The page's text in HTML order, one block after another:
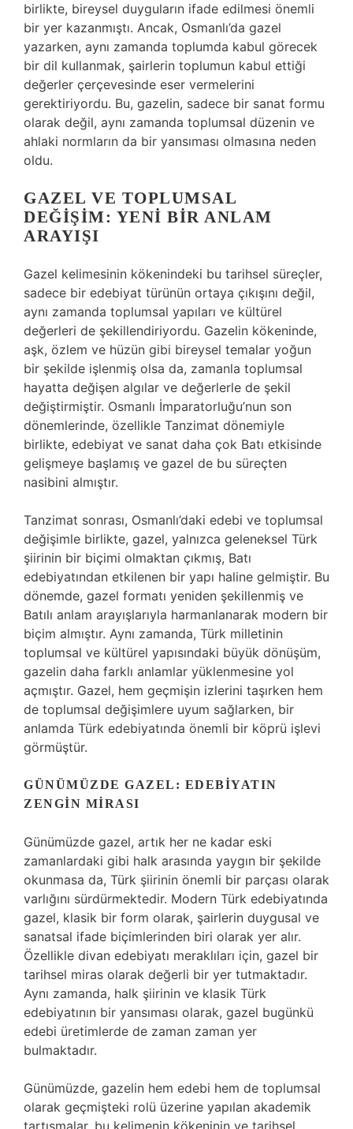
birlikte, bireysel duyguların ifade edilmesi önemli
bir yer kazanmıştı. Ancak, Osmanlı’da gazel
yazarken, aynı zamanda toplumda kabul görecek
bir dil kullanmak, şairlerin toplumun kabul ettiği
değerler çerçevesinde eser vermelerini
gerektiriyordu. Bu, gazelin, sadece bir sanat formu
olarak değil, aynı zamanda toplumsal düzenin ve
ahlaki normların da bir yansıması olmasına neden
oldu.
GAZEL VE TOPLUMSAL
DEĞIŞIM: YENI BIR ANLAM
ARAYIŞI
Gazel kelimesinin kökenindeki bu tarihsel süreçler,
sadece bir edebiyat türünün ortaya çıkışını değil,
aynı zamanda toplumsal yapıları ve kültürel
değerleri de şekillendiriyordu. Gazelin kökeninde,
aşk, özlem ve hüzün gibi bireysel temalar yoğun
bir şekilde işlenmiş olsa da, zamanla toplumsal
hayatta değişen algılar ve değerlerle de şekil
değiştirmiştir. Osmanlı İmparatorluğu’nun son
dönemlerinde, özellikle Tanzimat dönemiyle
birlikte, edebiyat ve sanat daha çok Batı etkisinde
gelişmeye başlamış ve gazel de bu süreçten
nasibini almıştır.
Tanzimat sonrası, Osmanlı’daki edebi ve toplumsal
değişimle birlikte, gazel, yalnızca geleneksel Türk
şiirinin bir biçimi olmaktan çıkmış, Batı
edebiyatından etkilenen bir yapı haline gelmiştir. Bu
dönemde, gazel formatı yeniden şekillenmiş ve
Batılı anlam arayışlarıyla harmanlanarak modern bir
biçim almıştır. Aynı zamanda, Türk milletinin
toplumsal ve kültürel yapısındaki büyük dönüşüm,
gazelin daha farklı anlamlar yüklenmesine yol
açmıştır. Gazel, hem geçmişin izlerini taşırken hem
de toplumsal değişimlere uyum sağlarken, bir
anlamda Türk edebiyatında önemli bir köprü işlevi
görmüştür.
GÜNÜMÜZDE GAZEL: EDEBIYATIN
ZENGIN MIRASI
Günümüzde gazel, artık her ne kadar eski
zamanlardaki gibi halk arasında yaygın bir şekilde
okunmasa da, Türk şiirinin önemli bir parçası olarak
varlığını sürdürmektedir. Modern Türk edebiyatında
gazel, klasik bir form olarak, şairlerin duygusal ve
sanatsal ifade biçimlerinden biri olarak yer alır.
Özellikle divan edebiyatı meraklıları için, gazel bir
tarihsel miras olarak değerli bir yer tutmaktadır.
Aynı zamanda, halk şiirinin ve klasik Türk
edebiyatının bir yansıması olarak, gazel bugünkü
edebi üretimlerde de zaman zaman yer
bulmaktadır.
Günümüzde, gazelin hem edebi hem de toplumsal
olarak geçmişteki rolü üzerine yapılan akademik
tartışmalar, bu kelimenin kökeninin ve tarihsel